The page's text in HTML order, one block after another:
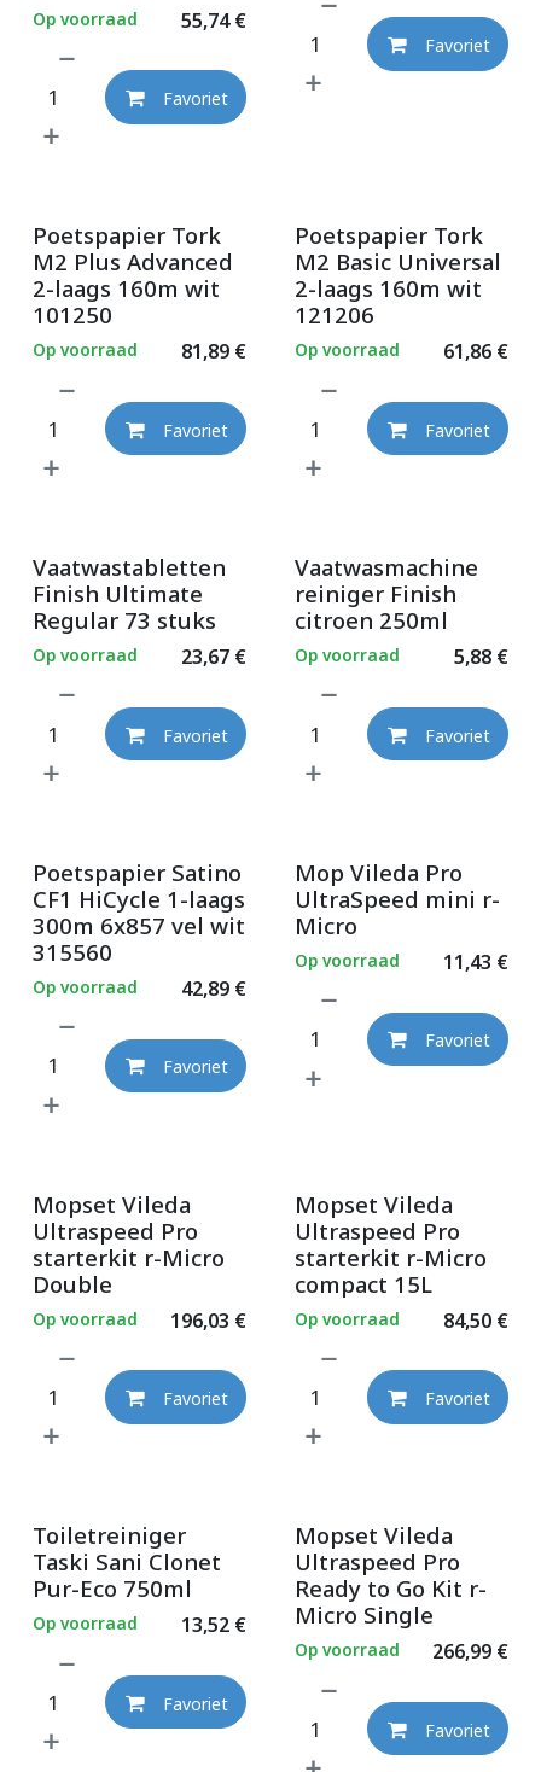
55,74€
Op voorraad
Favoriet
Favoriet
Poetspapier Tork
M2 Plus Advanced
2-laags 160m wit
101250
81,89€
Op voorraad
Favoriet
Poetspapier Tork
M2 Basic Universal
2-laags 160m wit
121206
61,86€
Op voorraad
Favoriet
Vaatwastabletten
Finish Ultimate
Regular 73 stuks
23,67€
Op voorraad
Favoriet
Vaatwasmachine
reiniger Finish
citroen 250ml
5,88€
Op voorraad
Favoriet
Poetspapier Satino
CF1 HiCycle 1-laags
300m 6x857 vel wit
315560
42,89€
Op voorraad
Favoriet
Mop Vileda Pro
UltraSpeed mini r-
Micro
11,43 €
Op voorraad
Favoriet
Mopset Vileda
Ultraspeed Pro
starterkit r-Micro
Double
196,03 €
Op voorraad
Favoriet
Mopset Vileda
Ultraspeed Pro
starterkit r-Micro
compact 15L
84,50€
Op voorraad
Favoriet
Toiletreiniger
Taski Sani Clonet
Pur-Eco 750ml
13,52€
Op voorraad
Favoriet
Mopset Vileda
Ultraspeed Pro
Ready to Go Kit r-
Micro Single
266,99€
Op voorraad
Favoriet